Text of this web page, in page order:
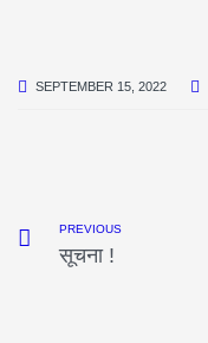
SEPTEMBER 15, 2022
PREVIOUS
सूचना !